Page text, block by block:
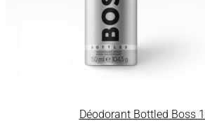
Déodorant Bottled Boss